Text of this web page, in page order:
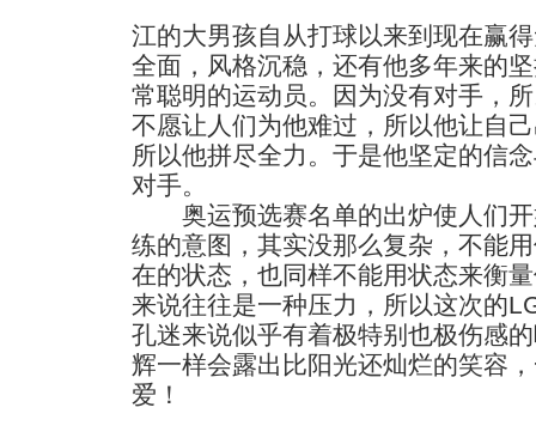
江的大男孩自从打球以来到现在赢
全面，风格沉稳，还有他多年来的
常聪明的运动员。因为没有对手，
不愿让人们为他难过，所以他让自
所以他拼尽全力。于是他坚定的信
对手。
奥运预选赛名单的出炉使人们开
练的意图，其实没那么复杂，不能
在的状态，也同样不能用状态来衡
来说往往是一种压力，所以这次的
孔迷来说似乎有着极特别也极伤感
辉一样会露出比阳光还灿烂的笑容
爱！